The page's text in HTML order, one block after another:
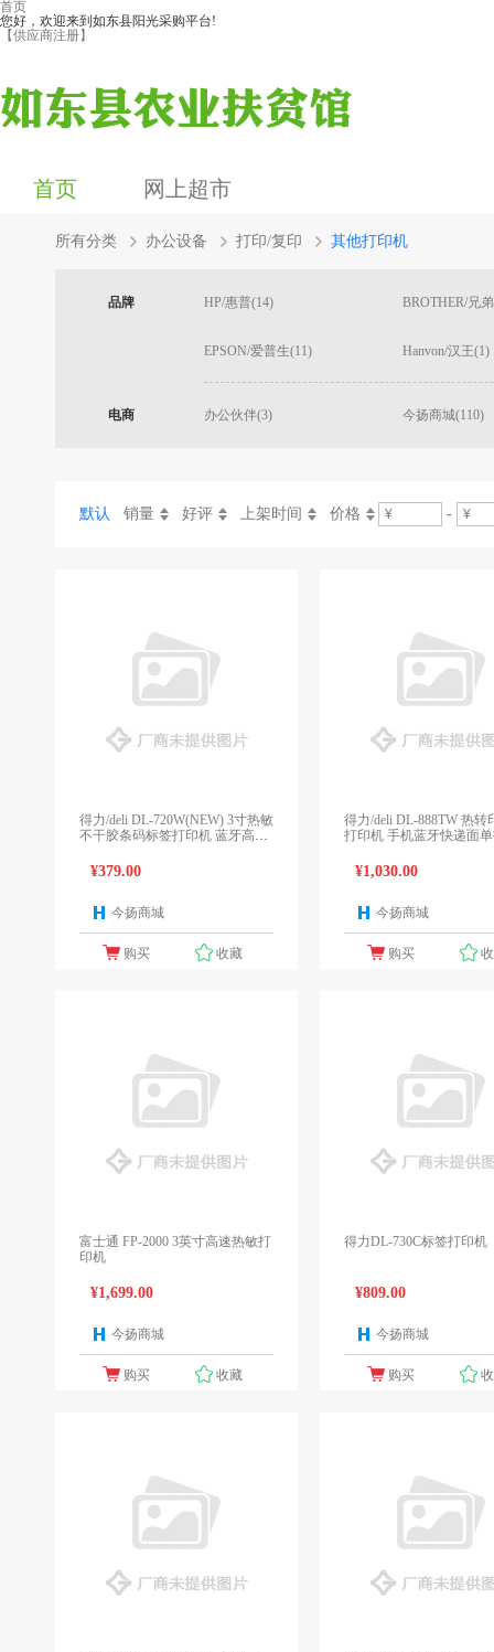
首页
您好，欢迎来到如东县阳光采购平台!
【供应商注册】
首页 网上超市
所有分类 办公设备 打印/复印 其他打印机
品牌 HP/惠普(14) BROTHER/兄
EPSON/爱普生(11) Hanvon/汉王(1)
电商 办公伙伴(3) 今扬商城(110)
默认 销量 好评 上架时间 价格 -
得力/deli DL-720W(NEW) 3寸热敏
不干胶条码标签打印机 蓝牙高速
¥379.00
今扬商城
购买 收藏
得力/deli DL-888TW 热转
打印机 手机蓝牙快递面
¥1,030.00
今扬商城
购买
富士通 FP-2000 3英寸高速热敏打
印机
¥1,699.00
今扬商城
购买 收藏
得力DL-730C标签打印机
¥809.00
今扬商城
购买